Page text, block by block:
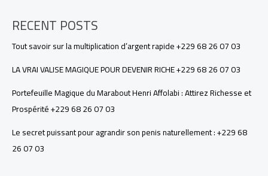
RECENT POSTS
Tout savoir sur la multiplication d’argent rapide +229 68 26 07 03
LA VRAI VALISE MAGIQUE POUR DEVENIR RICHE +229 68 26 07 03
Portefeuille Magique du Marabout Henri Affolabi : Attirez Richesse et
Prospérité +229 68 26 07 03
Le secret puissant pour agrandir son penis naturellement : +229 68
26 07 03